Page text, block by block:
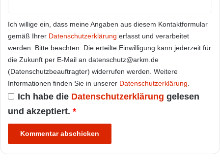
Ich willige ein, dass meine Angaben aus diesem Kontaktformular
gemäß Ihrer Datenschutzerklärung erfasst und verarbeitet
werden. Bitte beachten: Die erteilte Einwilligung kann jederzeit für
die Zukunft per E-Mail an datenschutz@arkm.de
(Datenschutzbeauftragter) widerrufen werden. Weitere
Informationen finden Sie in unserer Datenschutzerklärung
Ich habe die Datenschutzerklärung gelesen
und akzeptiert. *